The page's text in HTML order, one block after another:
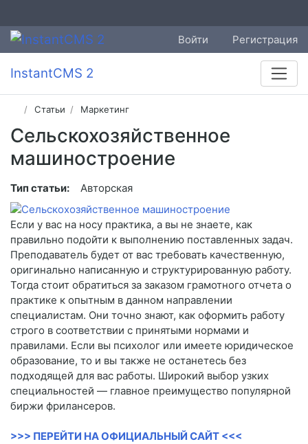
Войти Регистрация
InstantCMS 2
Статьи Маркетинг
Сельскохозяйственное
машиностроение
Тип статьи: Авторская
Если у вас на носу практика, а вы не знаете, как
правильно подойти к выполнению поставленных задач.
Преподаватель будет от вас требовать качественную,
оригинально написанную и структурированную работу.
Тогда стоит обратиться за заказом грамотного отчета о
практике к опытным в данном направлении
специалистам. Они точно знают, как оформить работу
строго в соответствии с принятыми нормами и
правилами. Если вы психолог или имеете юридическое
образование, то и вы также не останетесь без
подходящей для вас работы. Широкий выбор узких
специальностей — главное преимущество популярной
биржи фрилансеров.
>>> ПЕРЕЙТИ НА ОФИЦИАЛЬНЫЙ САЙТ <<<